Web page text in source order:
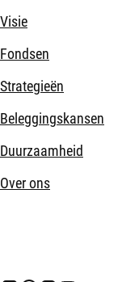
Visie
Fondsen
Strategieën
Beleggingskansen
Duurzaamheid
Over ons